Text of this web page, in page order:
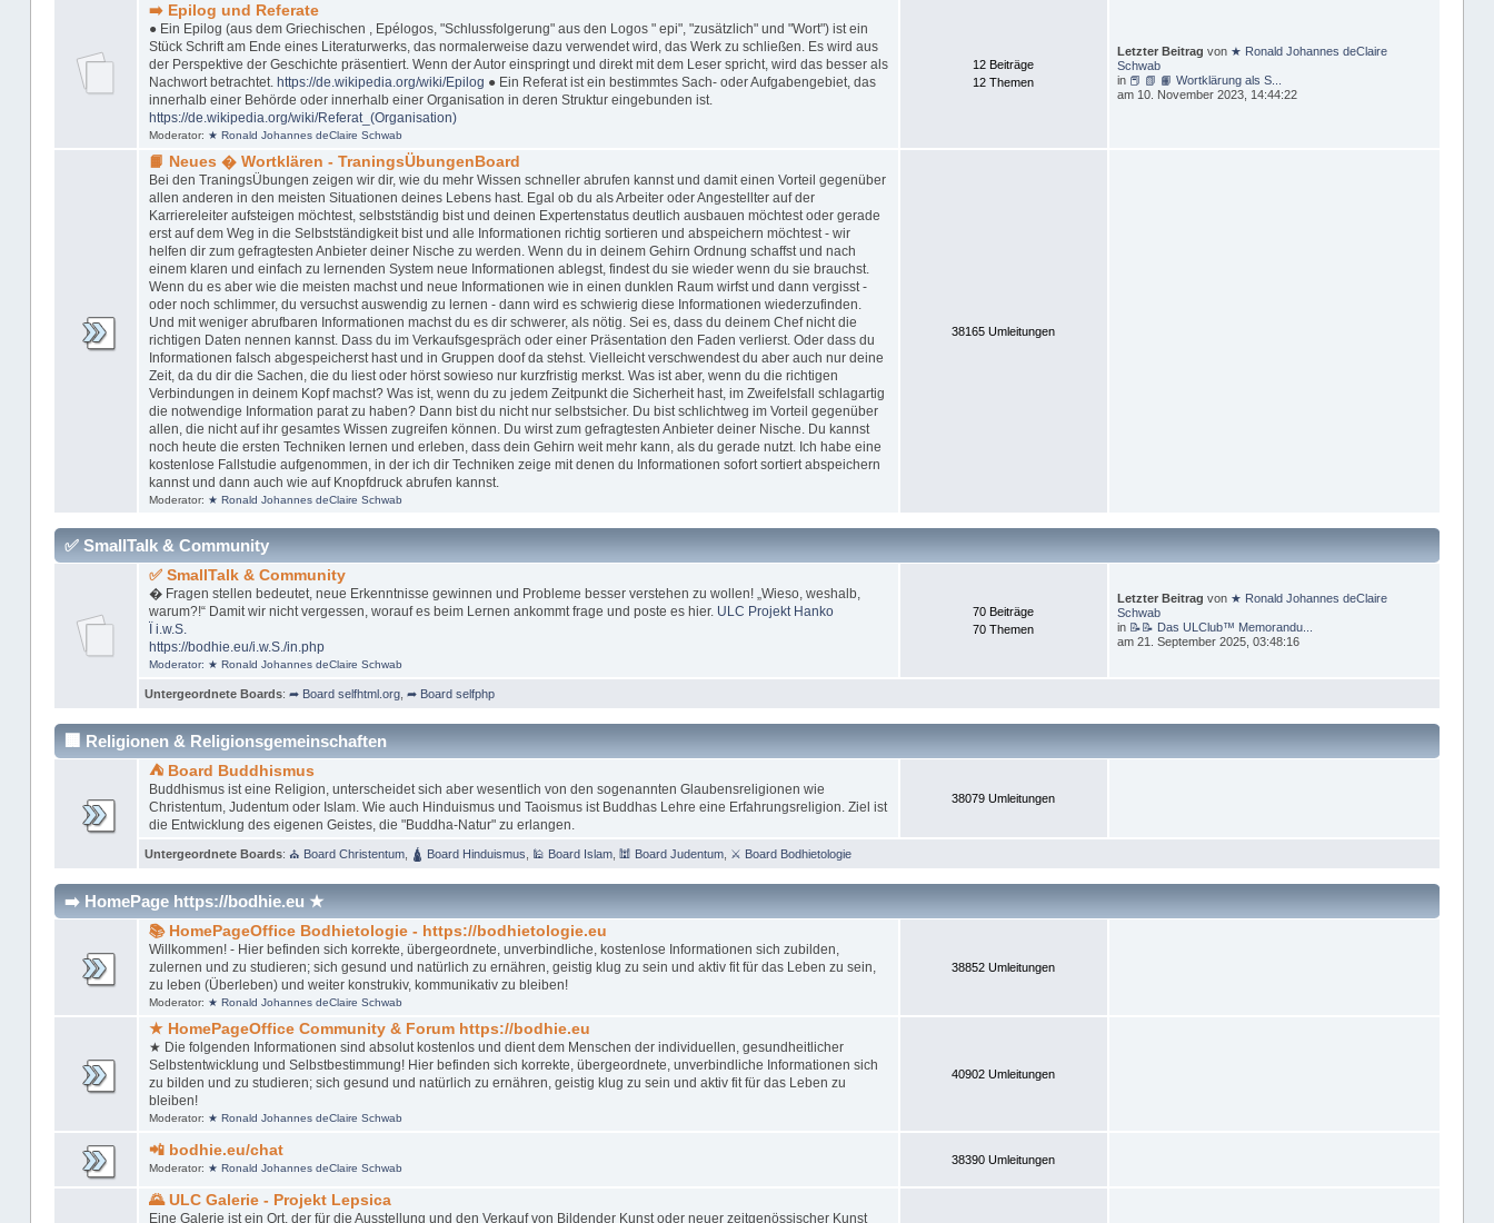
➡️ Epilog und Referate
● Ein Epilog (aus dem Griechischen , Epélogos, "Schlussfolgerung" aus den Logos " epi", "zusätzlich" und "Wort") ist ein
Stück Schrift am Ende eines Literaturwerks, das normalerweise dazu verwendet wird, das Werk zu schließen. Es wird aus
der Perspektive der Geschichte präsentiert. Wenn der Autor einspringt und direkt mit dem Leser spricht, wird das besser als
Nachwort betrachtet. https://de.wikipedia.org/wiki/Epilog ● Ein Referat ist ein bestimmtes Sach- oder Aufgabengebiet, das
innerhalb einer Behörde oder innerhalb einer Organisation in deren Struktur eingebunden ist.
https://de.wikipedia.org/wiki/Referat_(Organisation)
Moderator: ★ Ronald Johannes deClaire Schwab
12 Beiträge
12 Themen
Letzter Beitrag von ★ Ronald Johannes deClaire
Schwab
in 📕 📗 📙 Wortklärung als S...
am 10. November 2023, 14:44:22
📙 Neues � Wortklären - TraningsÜbungenBoard
Bei den TraningsÜbungen zeigen wir dir, wie du mehr Wissen schneller abrufen kannst und damit einen Vorteil gegenüber
allen anderen in den meisten Situationen deines Lebens hast. Egal ob du als Arbeiter oder Angestellter auf der
Karriereleiter aufsteigen möchtest, selbstständig bist und deinen Expertenstatus deutlich ausbauen möchtest oder gerade
erst auf dem Weg in die Selbstständigkeit bist und alle Informationen richtig sortieren und abspeichern möchtest - wir
helfen dir zum gefragtesten Anbieter deiner Nische zu werden. Wenn du in deinem Gehirn Ordnung schaffst und nach
einem klaren und einfach zu lernenden System neue Informationen ablegst, findest du sie wieder wenn du sie brauchst.
Wenn du es aber wie die meisten machst und neue Informationen wie in einen dunklen Raum wirfst und dann vergisst -
oder noch schlimmer, du versuchst auswendig zu lernen - dann wird es schwierig diese Informationen wiederzufinden.
Und mit weniger abrufbaren Informationen machst du es dir schwerer, als nötig. Sei es, dass du deinem Chef nicht die
richtigen Daten nennen kannst. Dass du im Verkaufsgespräch oder einer Präsentation den Faden verlierst. Oder dass du
Informationen falsch abgespeicherst hast und in Gruppen doof da stehst. Vielleicht verschwendest du aber auch nur deine
Zeit, da du dir die Sachen, die du liest oder hörst sowieso nur kurzfristig merkst. Was ist aber, wenn du die richtigen
Verbindungen in deinem Kopf machst? Was ist, wenn du zu jedem Zeitpunkt die Sicherheit hast, im Zweifelsfall schlagartig
die notwendige Information parat zu haben? Dann bist du nicht nur selbstsicher. Du bist schlichtweg im Vorteil gegenüber
allen, die nicht auf ihr gesamtes Wissen zugreifen können. Du wirst zum gefragtesten Anbieter deiner Nische. Du kannst
noch heute die ersten Techniken lernen und erleben, dass dein Gehirn weit mehr kann, als du gerade nutzt. Ich habe eine
kostenlose Fallstudie aufgenommen, in der ich dir Techniken zeige mit denen du Informationen sofort sortiert abspeichern
kannst und dann auch wie auf Knopfdruck abrufen kannst.
Moderator: ★ Ronald Johannes deClaire Schwab
38165 Umleitungen
✅ SmallTalk & Community
✅ SmallTalk & Community
� Fragen stellen bedeutet, neue Erkenntnisse gewinnen und Probleme besser verstehen zu wollen! „Wieso, weshalb,
warum?!“ Damit wir nicht vergessen, worauf es beim Lernen ankommt frage und poste es hier. ULC Projekt Hanko
Ï i.w.S.
https://bodhie.eu/i.w.S./in.php
Moderator: ★ Ronald Johannes deClaire Schwab
70 Beiträge
70 Themen
Letzter Beitrag von ★ Ronald Johannes deClaire
Schwab
in 📝📝 Das ULClub™ Memorandu...
am 21. September 2025, 03:48:16
Untergeordnete Boards: ➦ Board selfhtml.org, ➦ Board selfphp
🏢 Religionen & Religionsgemeinschaften
⛺ Board Buddhismus
Buddhismus ist eine Religion, unterscheidet sich aber wesentlich von den sogenannten Glaubensreligionen wie
Christentum, Judentum oder Islam. Wie auch Hinduismus und Taoismus ist Buddhas Lehre eine Erfahrungsreligion. Ziel ist
die Entwicklung des eigenen Geistes, die "Buddha-Natur" zu erlangen.
38079 Umleitungen
Untergeordnete Boards: ⛪ Board Christentum, 🛕 Board Hinduismus 🕌 Board Islam, 🕍 Board Judentum, ⚔ Board Bodhietologie
➡️ HomePage https://bodhie.eu ★
📚 HomePageOffice Bodhietologie - https://bodhietologie.eu
Willkommen! - Hier befinden sich korrekte, übergeordnete, unverbindliche, kostenlose Informationen sich zubilden,
zulernen und zu studieren; sich gesund und natürlich zu ernähren, geistig klug zu sein und aktiv fit für das Leben zu sein,
zu leben (Überleben) und weiter konstrukiv, kommunikativ zu bleiben!
Moderator: ★ Ronald Johannes deClaire Schwab
38852 Umleitungen
★ HomePageOffice Community & Forum https://bodhie.eu
★ Die folgenden Informationen sind absolut kostenlos und dient dem Menschen der individuellen, gesundheitlicher
Selbstentwicklung und Selbstbestimmung! Hier befinden sich korrekte, übergeordnete, unverbindliche Informationen sich
zu bilden und zu studieren; sich gesund und natürlich zu ernähren, geistig klug zu sein und aktiv fit für das Leben zu
bleiben!
Moderator: ★ Ronald Johannes deClaire Schwab
40902 Umleitungen
📲 bodhie.eu/chat
Moderator: ★ Ronald Johannes deClaire Schwab
38390 Umleitungen
🌄 ULC Galerie - Projekt Lepsica
Eine Galerie ist ein Ort, der für die Ausstellung und den Verkauf von Bildender Kunst oder neuer zeitgenössischer Kunst